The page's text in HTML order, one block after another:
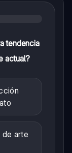
tendencia
actual?
de arte